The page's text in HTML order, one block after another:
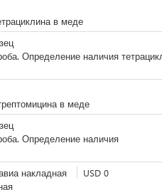
в меде
Определение наличия
в меде
Определение наличия
накладная USD 0